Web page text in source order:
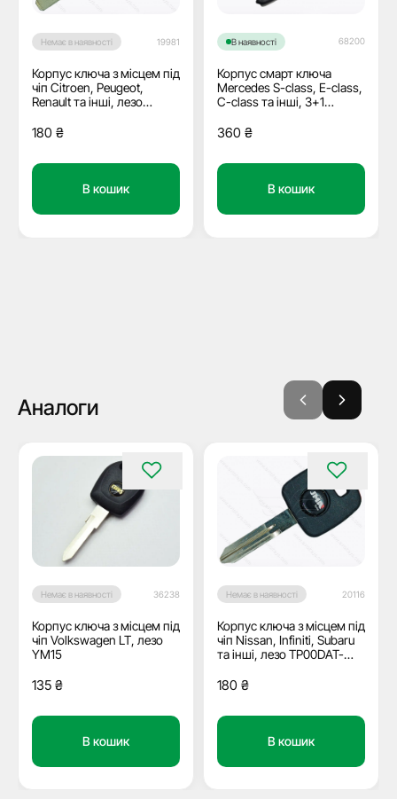
Немає в наявності 19981
Корпус ключа з місцем під
чіп Citroen, Peugeot,
Renault та інші, лезо
180 ₴
В кошик
В наявності 68200
Корпус смарт ключа
Mercedes S-class, E-class,
C-class та інші, 3+1
360 ₴
В кошик
Аналоги
Немає в наявності 36238
Корпус ключа з місцем під
чіп Volkswagen LT, лезо
YM15
135 ₴
В кошик
Немає в наявності 20116
Корпус ключа з місцем під
чіп Nissan, Infiniti, Subaru
та інші, лезо TP00DAT-
180 ₴
В кошик